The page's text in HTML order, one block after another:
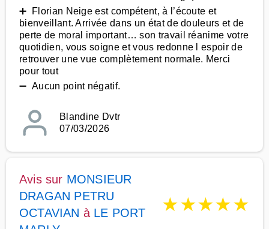
➕ Florian Neige est compétent, à l’écoute et
bienveillant. Arrivée dans un état de douleurs et de
perte de moral important… son travail réanime votre
quotidien, vous soigne et vous redonne l espoir de
retrouver une vue complètement normale. Merci
pour tout
➖ Aucun point négatif.
Blandine Dvtr
07/03/2026
Avis sur MONSIEUR
DRAGAN PETRU
OCTAVIAN à LE PORT
★★★★★